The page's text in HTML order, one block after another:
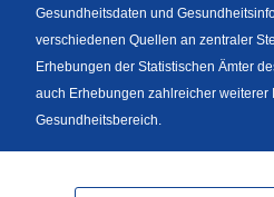
Gesundheitsdaten und
verschiedenen Quellen an zentraler
Erhebungen der Statistischen Ämter
auch Erhebungen zahlreicher weiterer
Gesundheitsbereich.